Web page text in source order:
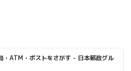
・ATM・ポストをさがす - 日本郵政グル